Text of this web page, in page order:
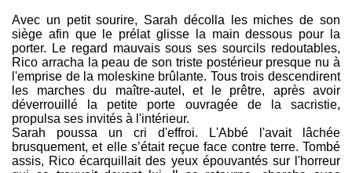
Avec un petit sourire, Sarah décolla les miches de son
siège afin que le prélat glisse la main dessous pour la
porter. Le regard mauvais sous ses sourcils redoutables,
Rico arracha la peau de son triste postérieur presque nu à
l'emprise de la moleskine brûlante. Tous trois descendirent
les marches du maître-autel, et le prêtre, après avoir
déverrouillé la petite porte ouvragée de la sacristie,
propulsa ses invités à l'intérieur.
Sarah poussa un cri d'effroi. L'Abbé l'avait lâchée
brusquement, et elle s’était reçue face contre terre. Tombé
assis, Rico écarquillait des yeux épouvantés sur l'horreur